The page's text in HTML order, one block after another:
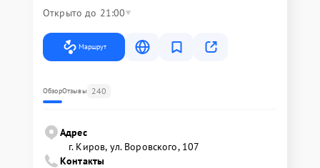
Открыто до 21:00
Маршрут
ОбзорОтзывы 240
Адрес
г. Киров, ул. Воровского, 107
Контакты